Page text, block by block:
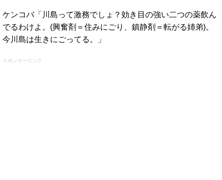
ケンコバ「川島って激務でしょ？効き目の強い二つの薬飲ん
でるわけよ。(興奮剤＝住みにごり、鎮静剤＝転がる姉弟)。
今川島は生きにごってる。」
スポンサーリンク